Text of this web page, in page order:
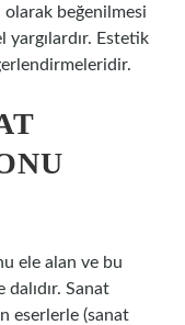
olarak beğenilmesi
yargılardır. Estetik
ele alan ve bu
Sanat
eserlerle (sanat